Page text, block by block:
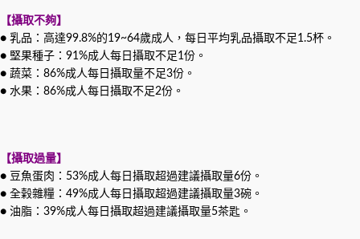
【攝取不夠】
● 乳品：高達99.8%的19~64歲成人，每日平均乳品攝取不足1.5杯。
● 堅果種子：91%成人每日攝取不足1份。
● 蔬菜：86%成人每日攝取量不足3份。
● 水果：86%成人每日攝取不足2份。
【攝取過量】
● 豆魚蛋肉：53%成人每日攝取超過建議攝取量6份。
● 全榖雜糧：49%成人每日攝取超過建議攝取量3碗。
● 油脂：39%成人每日攝取超過建議攝取量5茶匙。